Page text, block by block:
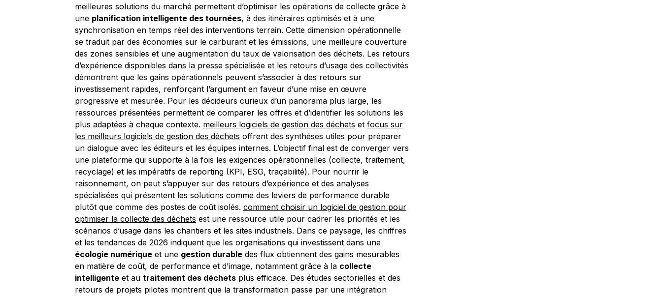
meilleures solutions du marché permettent d’optimiser les opérations de collecte grâce à
une planification intelligente des tournées, à des itinéraires optimisés et à une
synchronisation en temps réel des interventions terrain. Cette dimension opérationnelle
se traduit par des économies sur le carburant et les émissions, une meilleure couverture
des zones sensibles et une augmentation du taux de valorisation des déchets. Les retours
d’expérience disponibles dans la presse spécialisée et les retours d’usage des collectivités
démontrent que les gains opérationnels peuvent s’associer à des retours sur
investissement rapides, renforçant l’argument en faveur d’une mise en œuvre
progressive et mesurée. Pour les décideurs curieux d’un panorama plus large, les
ressources présentées permettent de comparer les offres et d’identifier les solutions les
plus adaptées à chaque contexte. meilleurs logiciels de gestion des déchets et focus sur
les meilleurs logiciels de gestion des déchets offrent des synthèses utiles pour préparer
un dialogue avec les éditeurs et les équipes internes. L’objectif final est de converger vers
une plateforme qui supporte à la fois les exigences opérationnelles (collecte, traitement,
recyclage) et les impératifs de reporting (KPI, ESG, traçabilité). Pour nourrir le
raisonnement, on peut s’appuyer sur des retours d’expérience et des analyses
spécialisées qui présentent les solutions comme des leviers de performance durable
plutôt que comme des postes de coût isolés. comment choisir un logiciel de gestion pour
optimiser la collecte des déchets est une ressource utile pour cadrer les priorités et les
scénarios d’usage dans les chantiers et les sites industriels. Dans ce paysage, les chiffres
et les tendances de 2026 indiquent que les organisations qui investissent dans une
écologie numérique et une gestion durable des flux obtiennent des gains mesurables
en matière de coût, de performance et d’image, notamment grâce à la collecte
intelligente et au traitement des déchets plus efficace. Des études sectorielles et des
retours de projets pilotes montrent que la transformation passe par une intégration